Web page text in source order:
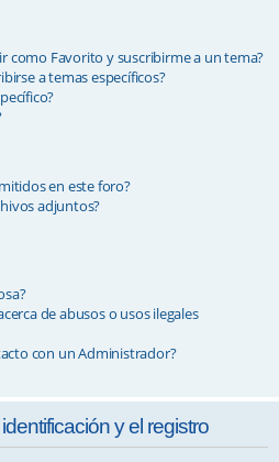
como Favorito y suscribirme a un tema?
a temas específicos?
en este foro?
adjuntos?
de abusos o usos ilegales
con un Administrador?
y el registro